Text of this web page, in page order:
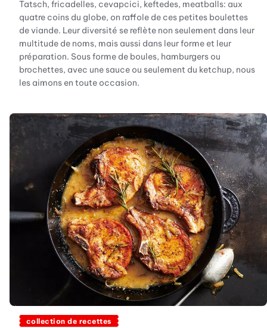
Tatsch, fricadelles, cevapcici, keftedes, meatballs: aux
quatre coins du globe, on raffole de ces petites boulettes
de viande. Leur diversité se reflète non seulement dans leur
multitude de noms, mais aussi dans leur forme et leur
préparation. Sous forme de boules, hamburgers ou
brochettes, avec une sauce ou seulement du ketchup, nous
les aimons en toute occasion.
collection de recettes